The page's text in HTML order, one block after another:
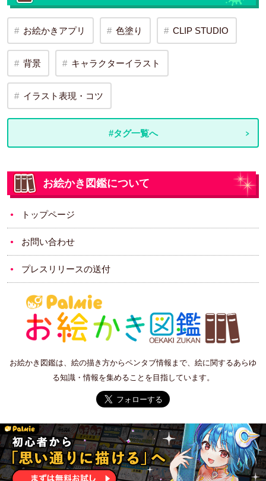
お絵かきアプリ 色塗り CLIP STUDIO
背景 キャラクターイラスト
イラスト表現・コツ
#タグ一覧へ
お絵かき図鑑について
トップページ
お問い合わせ
プレスリリースの送付
お絵かき図鑑は、絵の描き方からペンタブ情報まで、絵に関するあらゆ
る知識・情報を集めることを目指しています。